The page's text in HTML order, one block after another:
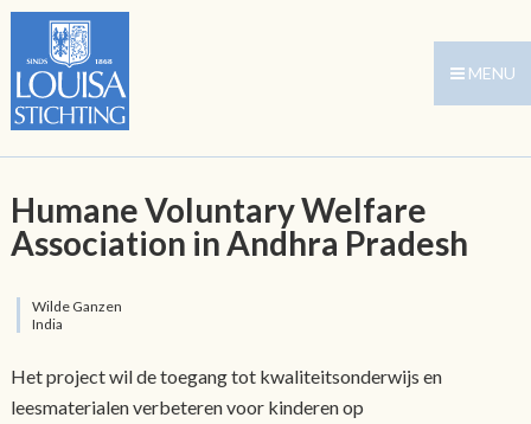
MENU
Humane Voluntary Welfare
Association in Andhra Pradesh
Wilde Ganzen
India
Het project wil de toegang tot kwaliteitsonderwijs en
leesmaterialen verbeteren voor kinderen op